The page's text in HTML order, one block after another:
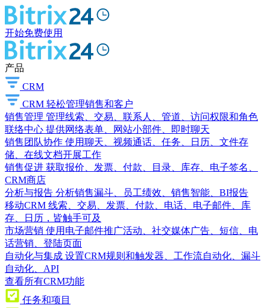
开始免费使用
产品
CRM
CRM 轻松管理销售和客户
销售管理 管理线索、交易、联系人、管道、访问权限和角色
联络中心 提供网络表单、网站小部件、即时聊天
销售团队协作 使用聊天、视频通话、任务、日历、文件存
储、在线文档开展工作
销售促进 获取报价、发票、付款、目录、库存、电子签名、
CRM商店
分析与报告 分析销售漏斗、员工绩效、销售智能、BI报告
移动CRM 线索、交易、发票、付款、电话、电子邮件、库
存、日历，皆触手可及
市场营销 使用电子邮件推广活动、社交媒体广告、短信、电
话营销、登陆页面
自动化与集成 设置CRM规则和触发器、工作流自动化、漏斗
自动化、API
查看所有CRM功能
任务和项目